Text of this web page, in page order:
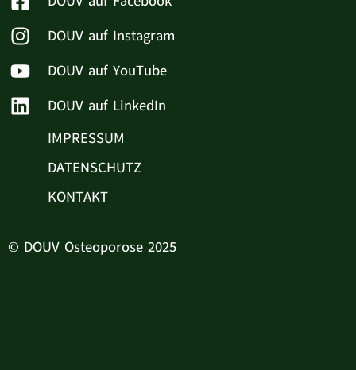
DOUV auf Instagram
DOUV auf YouTube
DOUV auf LinkedIn
IMPRESSUM
DATENSCHUTZ
KONTAKT
© DOUV Osteoporose 2025